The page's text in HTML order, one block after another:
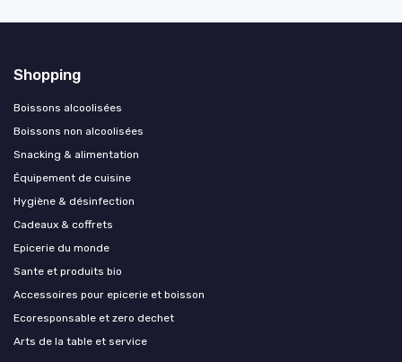
Shopping
Boissons alcoolisées
Boissons non alcoolisées
Snacking & alimentation
Équipement de cuisine
Hygiène & désinfection
Cadeaux & coffrets
Epicerie du monde
Sante et produits bio
Accessoires pour epicerie et boisson
Ecoresponsable et zero dechet
Arts de la table et service